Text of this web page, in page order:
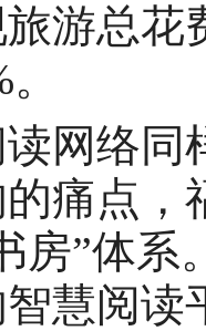
游总花
网络同
痛点
房”体系
慧阅读